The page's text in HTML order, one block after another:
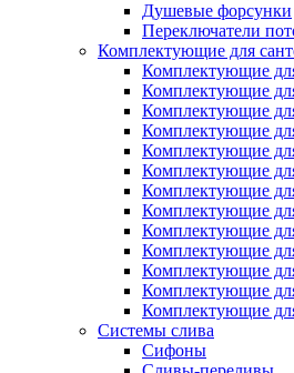
Душевые форсунки
Переключатели
Комплектующие для
Комплектующие
Комплектующие
Комплектующие
Комплектующие
Комплектующие
Комплектующие
Комплектующие
Комплектующие
Комплектующие
Комплектующие
Комплектующие
Комплектующие
Комплектующие
Системы слива
Сифоны